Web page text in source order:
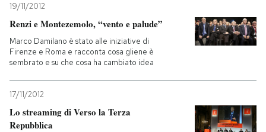
19/11/2012
Renzi e Montezemolo, “vento e palude”
Marco Damilano è stato alle iniziative di
Firenze e Roma e racconta cosa gliene è
sembrato e su che cosa ha cambiato idea
17/11/2012
Lo streaming di Verso la Terza
Repubblica